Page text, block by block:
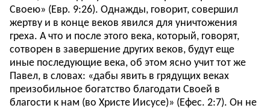
Своею» (Евр. 9:26). Однажды, говорит, совершил
жертву и в конце веков явился для уничтожения
греха. А что и после этого века, который, говорят,
сотворен в завершение других веков, будут еще
иные последующие века, об этом ясно учит тот же
Павел, в словах: «дабы явить в грядущих веках
преизобильное богатство благодати Своей в
благости к нам (во Христе Иисусе)» (Ефес. 2:7). Он не